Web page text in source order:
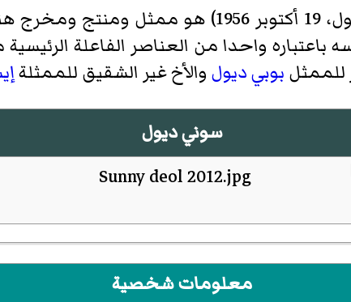
(ولد باسم أجاي سينغ ديول، 19 أكتوبر 1956)
واحدا من العناصر الفاعلة
للممثل بوبي ديول والأخ غير الشقيق للممثلة
سوني ديول
معلومات شخصية